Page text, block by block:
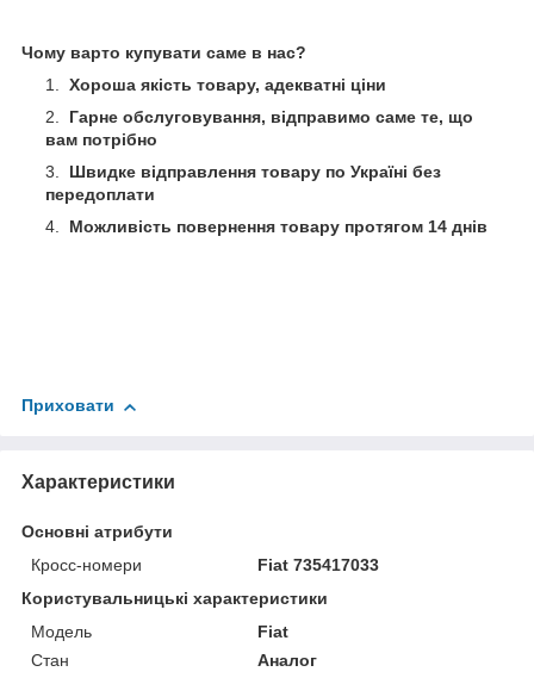
Чому варто купувати саме в нас?
Хороша якість товару, адекватні ціни
Гарне обслуговування, відправимо саме те, що
вам потрібно
Швидке відправлення товару по Україні без
передоплати
Можливість повернення товару протягом 14 днів
Приховати
Характеристики
Основні атрибути
Кросс-номери
Fiat 735417033
Користувальницькі характеристики
Мoдель
Fiat
Стан
Аналог